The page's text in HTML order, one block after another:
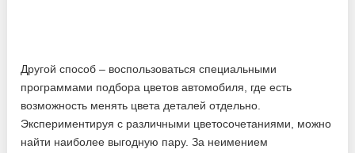
Другой способ – воспользоваться специальными
программами подбора цветов автомобиля, где есть
возможность менять цвета деталей отдельно.
Экспериментируя с различными цветосочетаниями, можно
найти наиболее выгодную пару. За неимением